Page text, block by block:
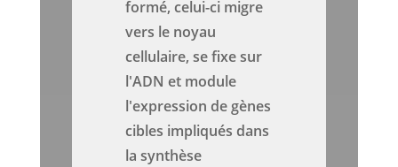
formé, celui-ci migre
vers le noyau
cellulaire, se fixe sur
l'ADN et module
l'expression de gènes
cibles impliqués dans
la synthèse